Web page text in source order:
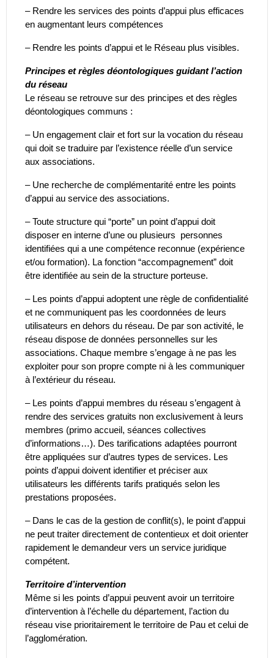
– Rendre les services des points d’appui plus efficaces
en augmentant leurs compétences
– Rendre les points d’appui et le Réseau plus visibles.
Principes et règles déontologiques guidant l’action
du réseau
Le réseau se retrouve sur des principes et des règles
déontologiques communs :
– Un engagement clair et fort sur la vocation du réseau
qui doit se traduire par l’existence réelle d’un service
aux associations.
– Une recherche de complémentarité entre les points
d’appui au service des associations.
– Toute structure qui “porte” un point d’appui doit
disposer en interne d’une ou plusieurs personnes
identifiées qui a une compétence reconnue (expérience
et/ou formation). La fonction “accompagnement” doit
être identifiée au sein de la structure porteuse.
– Les points d’appui adoptent une règle de confidentialité
et ne communiquent pas les coordonnées de leurs
utilisateurs en dehors du réseau. De par son activité, le
réseau dispose de données personnelles sur les
associations. Chaque membre s’engage à ne pas les
exploiter pour son propre compte ni à les communiquer
à l’extérieur du réseau.
– Les points d’appui membres du réseau s’engagent à
rendre des services gratuits non exclusivement à leurs
membres (primo accueil, séances collectives
d’informations…). Des tarifications adaptées pourront
être appliquées sur d’autres types de services. Les
points d’appui doivent identifier et préciser aux
utilisateurs les différents tarifs pratiqués selon les
prestations proposées.
– Dans le cas de la gestion de conflit(s), le point d’appui
ne peut traiter directement de contentieux et doit orienter
rapidement le demandeur vers un service juridique
compétent.
Territoire d’intervention
Même si les points d’appui peuvent avoir un territoire
d’intervention à l’échelle du département, l’action du
réseau vise prioritairement le territoire de Pau et celui de
l’agglomération.